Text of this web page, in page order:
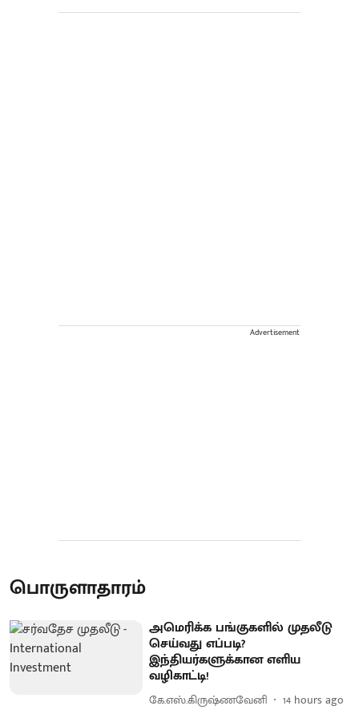
Advertisement
பொருளாதாரம்
அமெரிக்க பங்குகளில் முதலீடு
செய்வது எப்படி?
இந்தியர்களுக்கான எளிய
வழிகாட்டி!
கே.எஸ்.கிருஷ்ணவேனி 14 hours ago